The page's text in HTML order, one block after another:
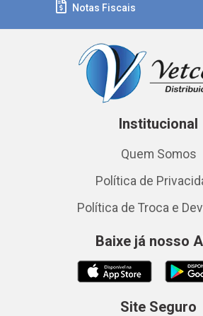
Notas Fiscais
Institucional
Quem Somos
Política de
Política de Troca e
Baixe já nosso
Site Seguro